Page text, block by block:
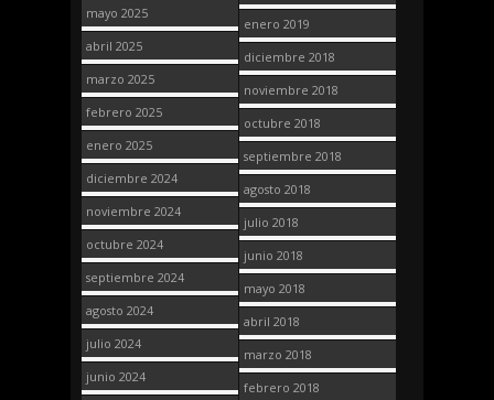
mayo 2025
abril 2025
marzo 2025
febrero 2025
enero 2025
diciembre 2024
noviembre 2024
octubre 2024
septiembre 2024
agosto 2024
julio 2024
junio 2024
enero 2019
diciembre 2018
noviembre 2018
octubre 2018
septiembre 2018
agosto 2018
julio 2018
junio 2018
mayo 2018
abril 2018
marzo 2018
febrero 2018